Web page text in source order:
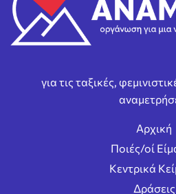
για τις ταξικές,
Αρχική
Ποιές/οί
Κεντρικά
Δράσεις